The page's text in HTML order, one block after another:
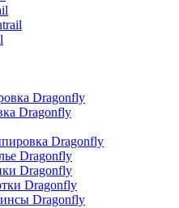
Dragonfly
Dragonfly
Dragonfly
Dragonfly
Dragonfly
Dragonfly
Dragonfly